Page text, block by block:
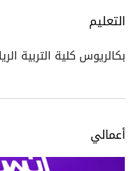
التعليم
بكالريوس كلية التربية
أعمالي